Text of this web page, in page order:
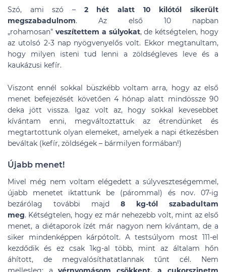
Szó, ami szó – 2 hét alatt 10 kilótól sikerült
megszabadulnom. Az első 10 napban
„rohamosan” veszítettem a súlyokat, de kétségtelen, hogy
az utolsó 2-3 nap nyögvenyelős volt. Ekkor megtanultam,
hogy milyen isteni tud lenni a zöldségleves leve és a
kaukázusi kefír.
Viszont ennél sokkal büszkébb voltam arra, hogy az első
menet befejezését követően 4 hónap alatt mindössze 90
deka jött vissza. Igaz volt az, hogy sokkal kevesebbet
kívántam enni, megváltoztattuk az étrendünket és
megtartottunk olyan elemeket, amelyek a napi étkezésben
beváltak (kefír, zöldségek – bármilyen formában!)
Újabb menet!
Mivel még nem voltam elégedett a súlyveszteségemmel,
újabb menetet iktattunk be (párommal) és nov. 07-ig
bezárólag további majd 8 kg-tól szabadultam
meg. Kétségtelen, hogy ez már nehezebb volt, mint az első
menet, a diétaporok ízét már nagyon nem kívántam, de a
siker mindenképpen kárpótolt. A testsúlyom most 111-el
kezdődik és ez csak 1kg-al több, mint az általam hőn
áhított, de megvalósíthatatlannak tűnt cél. Nem